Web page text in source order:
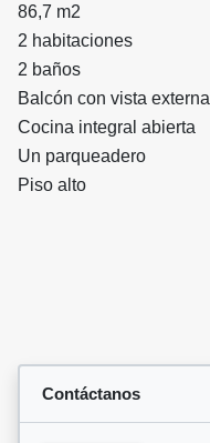
86,7 m2
2 habitaciones
2 baños
Balcón con vista externa
Cocina integral abierta
Un parqueadero
Piso alto
Contáctanos